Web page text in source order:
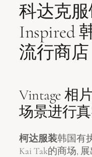
科达克服
Inspired
流行商店
Vintage 相
场景进行
柯达服装韩国有
Kai Tak的商场,